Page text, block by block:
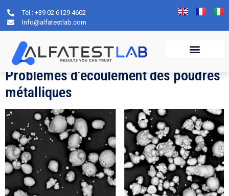
Tel : +39 02 6129 4602
Info@alfatestlab.com
Catégorie :
Rhéologie
des poudres
Problèmes d’écoulement des poudres
métalliques